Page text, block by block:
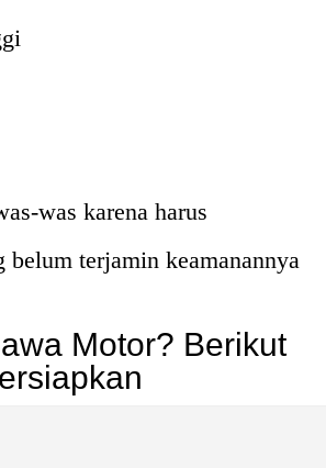
was karena harus
terjamin keamanannya
Motor? Berikut